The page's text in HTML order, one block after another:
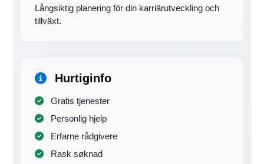
Långsiktig planering för din karriärutveckling och
tillväxt.
Hurtiginfo
Gratis tjenester
Personlig hjelp
Erfarne rådgivere
Rask søknad